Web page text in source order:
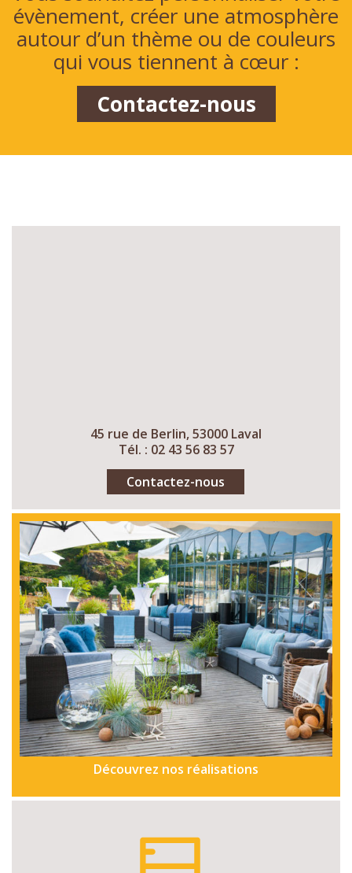
évènement, créer une atmosphère
autour d’un thème ou de couleurs
qui vous tiennent à cœur :
Contactez-nous
45 rue de Berlin, 53000 Laval
Tél. : 02 43 56 83 57
Contactez-nous
Découvrez nos réalisations